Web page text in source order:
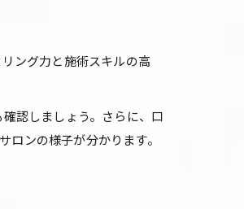
ング力と施術スキルの高
認しましょう。さらに、口
ンの様子が分かります。